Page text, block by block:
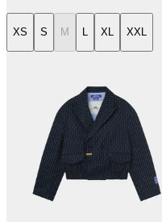
XS S M L XL XXL